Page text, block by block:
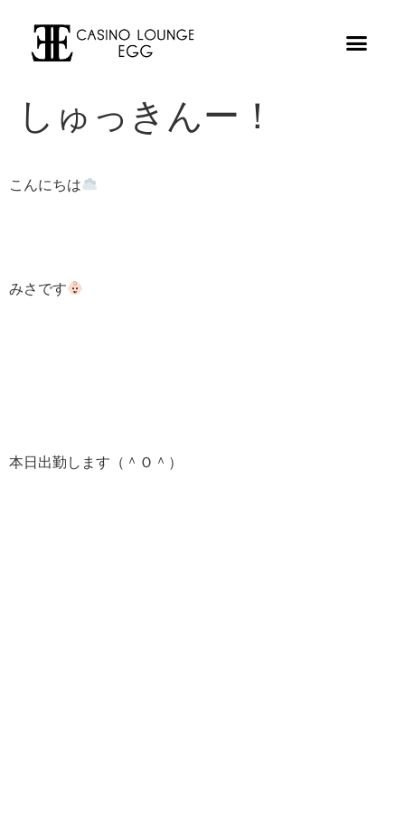
しゅっきんー！
こんにちは
みさです
本日出勤します（＾Ｏ＾）